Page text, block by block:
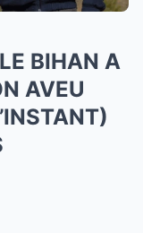
BIHAN A
AVEU